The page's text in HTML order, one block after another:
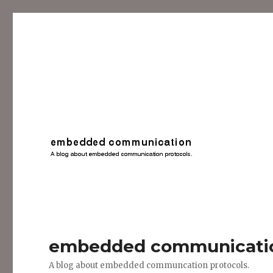
embedded
A blog about embedded communcation protocols.